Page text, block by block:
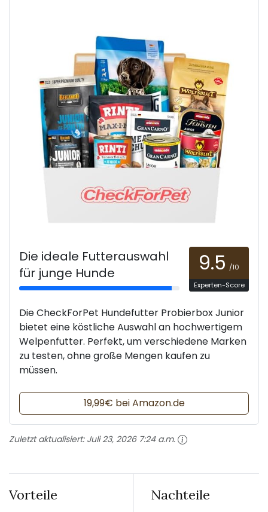
Die ideale Futterauswahl
für junge Hunde
9.5 /10
Experten-Score
Die CheckForPet Hundefutter Probierbox Junior
bietet eine köstliche Auswahl an hochwertigem
Welpenfutter. Perfekt, um verschiedene Marken
zu testen, ohne große Mengen kaufen zu
müssen.
19,99€ bei Amazon.de
Zuletzt aktualisiert: Juli 23, 2026 7:24 a.m.
Vorteile Nachteile